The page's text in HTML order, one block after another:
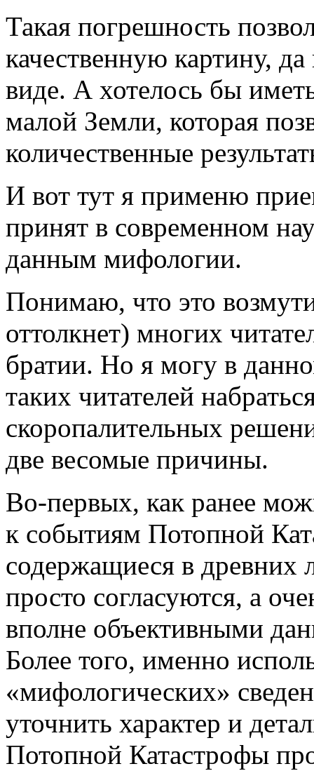
Такая погрешность
качественную картину,
виде. А хотелось бы
малой Земли, которая
количественные
И вот тут я применю
принят в современном
данным мифологии.
Понимаю, что это
оттолкнет) многих
братии. Но я могу в
таких читателей
скоропалительных
две весомые причины.
Во-первых, как ранее
к событиям Потопной
содержащиеся в древних
просто согласуются, а
вполне объективными
Более того, именно
«мифологических»
уточнить характер и
Потопной Катастрофы